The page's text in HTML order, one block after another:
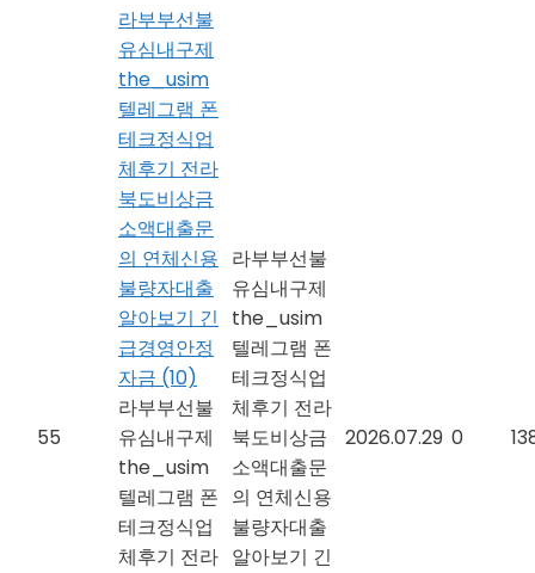
55
라부부선불
유심내구제
the_usim
텔레그램 폰
테크정식업
체후기 전라
북도비상금
소액대출문
의 연체신용
불량자대출
알아보기 긴
급경영안정
자금 (10)
라부부선불
유심내구제
the_usim
텔레그램 폰
테크정식업
체후기 전라
라부부선불
유심내구제
the_usim
텔레그램 폰
테크정식업
체후기 전라
북도비상금
소액대출문
의 연체신용
불량자대출
알아보기 긴
2026.07.29 0